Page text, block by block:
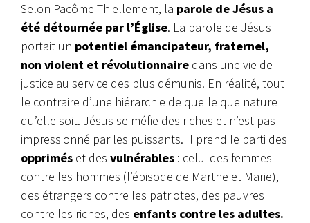
Selon Pacôme Thiellement, la parole de Jésus a
été détournée par l’Église. La parole de Jésus
portait un potentiel émancipateur, fraternel,
non violent et révolutionnaire dans une vie de
justice au service des plus démunis. En réalité, tout
le contraire d’une hiérarchie de quelle que nature
qu’elle soit. Jésus se méfie des riches et n’est pas
impressionné par les puissants. Il prend le parti des
opprimés et des vulnérables : celui des femmes
contre les hommes (l’épisode de Marthe et Marie),
des étrangers contre les patriotes, des pauvres
contre les riches, des enfants contre les adultes.